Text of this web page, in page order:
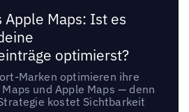
Apple Maps: Ist es
optimierst?
Marken optimieren ihre
und Apple Maps — denn
kostet Sichtbarkeit